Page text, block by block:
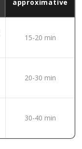
approximative
15-20 min
20-30 min
30-40 min